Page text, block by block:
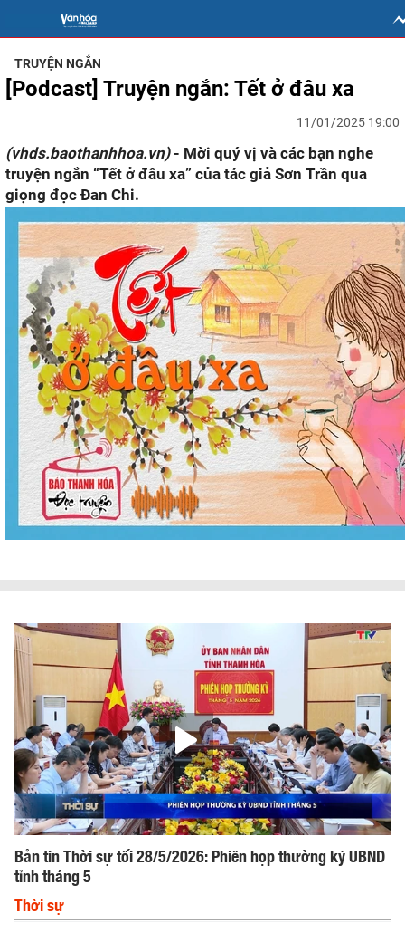
TRUYỆN NGẮN
[Podcast] Truyện ngắn: Tết ở đâu xa
11/01/2025 19:00
(vhds.baothanhhoa.vn)- Mời quý vị và các bạn nghe
truyện ngắn “Tết ở đâu xa” của tác giả Sơn Trần qua
giọng đọc Đan Chi.
Bản tin Thời sự tối 28/5/2026: Phiên họp thường kỳ UBND
tỉnh tháng 5
Thời sự